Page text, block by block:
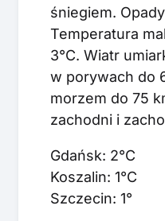
śniegiem.
Temperatura
3°C. Wiatr
w porywach do
morzem do 75
zachodni i
Gdańsk: 2°C
Koszalin: 1°C
Szczecin: 1°